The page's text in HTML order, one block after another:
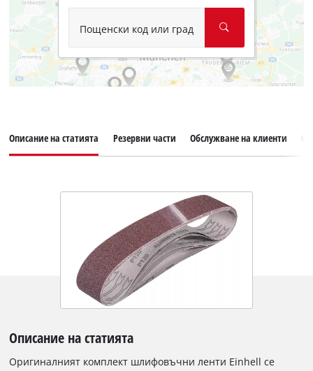
Пощенски код или град
Описание на статията Резервни части Обслужване на клиенти
Описание на статията
Оригиналният комплект шлифовъчни ленти Einhell се